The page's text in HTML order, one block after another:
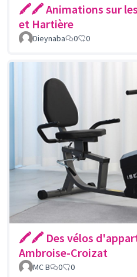
🖍🖍 Animations sur
et Hartière
Dieynaba 0 0
🖍🖍 Des vélos
Ambroise-Croizat
MC B 0 0